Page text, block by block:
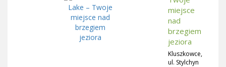
miejsce
nad
brzegiem
jeziora
Kluszkowce,
ul. Stylchyn